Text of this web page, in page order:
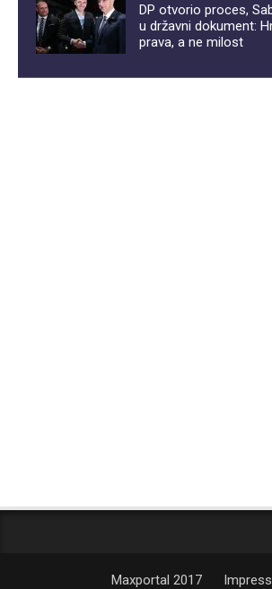
DP otvorio proces,
u državni dokument:
prava, a ne milost
Maxportal 2017